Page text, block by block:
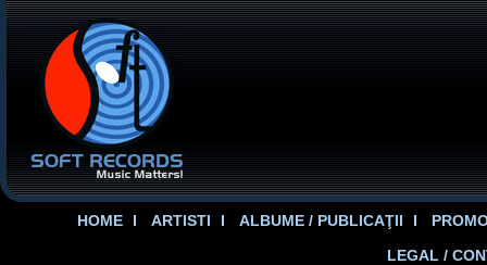
HOME ARTISTI ALBUME / PUBLICAŢII
LEGAL /